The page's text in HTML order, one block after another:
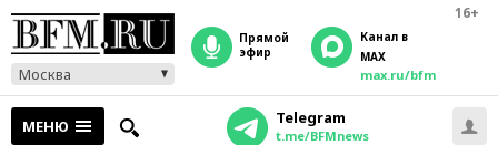
16+
Москва
прямой
эфир
Канал в
MAX
max.ru/bfm
МЕНЮ Telegram
t.me/BFMnews